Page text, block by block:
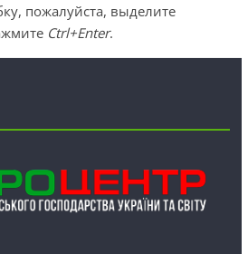
пожалуйста, выделите
Ctrl+Enter.